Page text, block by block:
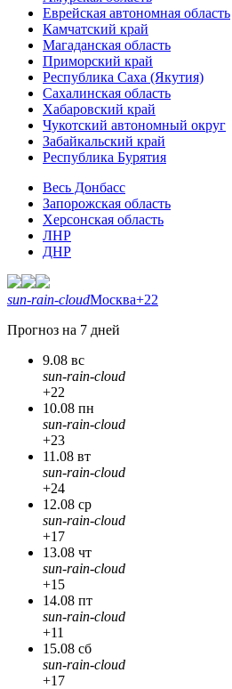
Еврейская автономная область
Камчатский край
Магаданская область
Приморский край
Республика Саха (Якутия)
Сахалинская область
Хабаровский край
Чукотский автономный округ
Забайкальский край
Республика Бурятия
Весь Донбасс
Запорожская область
Херсонская область
ЛНР
ДНР
sun-rain-cloudМосква+22
Прогноз на 7 дней
9.08 вс
sun-rain-cloud
+22
10.08 пн
sun-rain-cloud
+23
11.08 вт
sun-rain-cloud
+24
12.08 ср
sun-rain-cloud
+17
13.08 чт
sun-rain-cloud
+15
14.08 пт
sun-rain-cloud
+11
15.08 сб
sun-rain-cloud
+17